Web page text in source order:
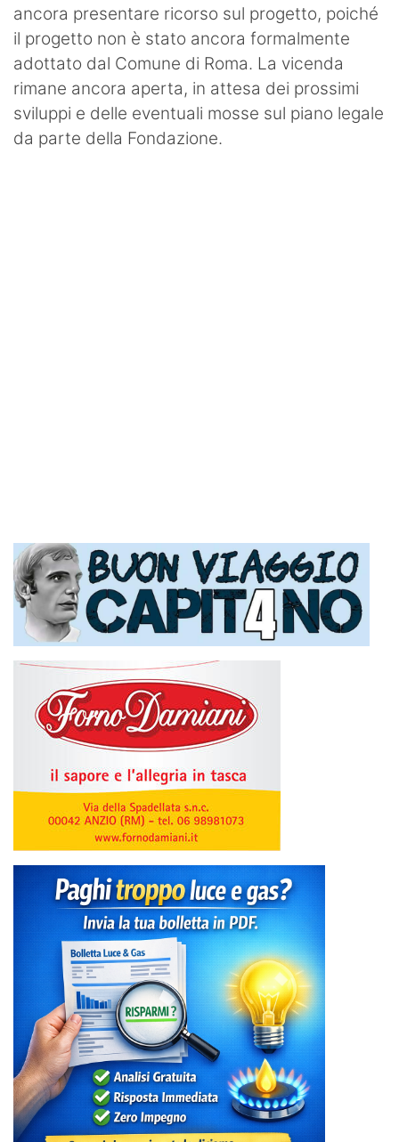
ancora presentare ricorso sul progetto, poiché
il progetto non è stato ancora formalmente
adottato dal Comune di Roma. La vicenda
rimane ancora aperta, in attesa dei prossimi
sviluppi e delle eventuali mosse sul piano legale
da parte della Fondazione.